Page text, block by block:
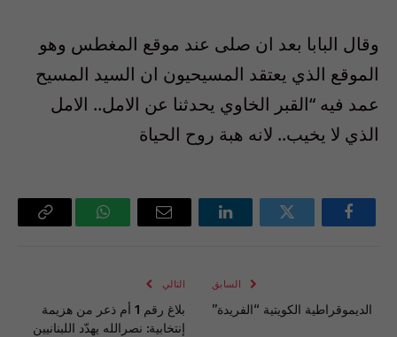
وقال البابا بعد ان صلى عند موقع المغطس وهو
الموقع الذي يعتقد المسيحيون ان السيد المسيح
عمد فيه “القبر الخاوي يحدثنا عن الامل.. الامل
الذي لا يخيب.. لانه هبة روح الحياة
فيسبوك تويتر لينكدإن
البريد
واتساب Copy
السابق
الديموقراطية الكويتية “الفريدة”
التالي
بلاغ رقم 1 أم ذعر من هزيمة
إنتخابية: نصرالله يهدّد اللبنانيين